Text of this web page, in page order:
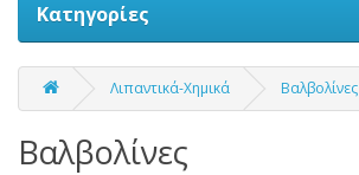
Κατηγορίες
Λιπαντικά-Χημικά Βαλβολίνες
Βαλβολίνες